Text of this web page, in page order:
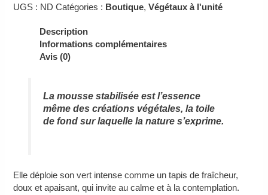
UGS : ND Catégories : Boutique,Végétaux à l'unité
Description
Informations complémentaires
Avis (0)
La mousse stabilisée est l’essence
même des créations végétales, la toile
de fond sur laquelle la nature s’exprime.
Elle déploie son vert intense comme un tapis de fraîcheur,
doux et apaisant, qui invite au calme et à la contemplation.